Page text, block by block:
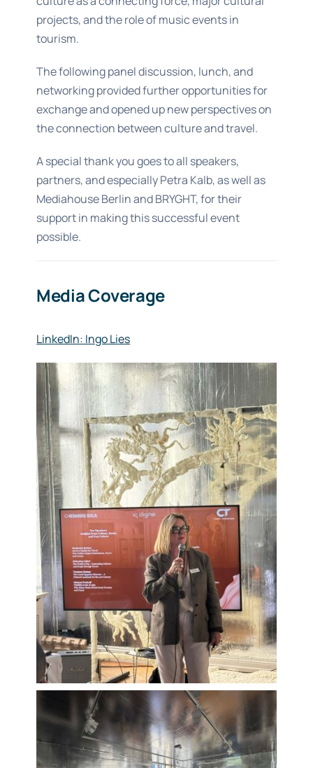
projects, and the role of music events in
tourism.
The following panel discussion, lunch, and
networking provided further opportunities for
exchange and opened up new perspectives on
the connection between culture and travel.
A special thank you goes to all speakers,
partners, and especially Petra Kalb, as well as
Mediahouse Berlin and BRYGHT, for their
support in making this successful event
possible.
Media Coverage
LinkedIn: Ingo Lies